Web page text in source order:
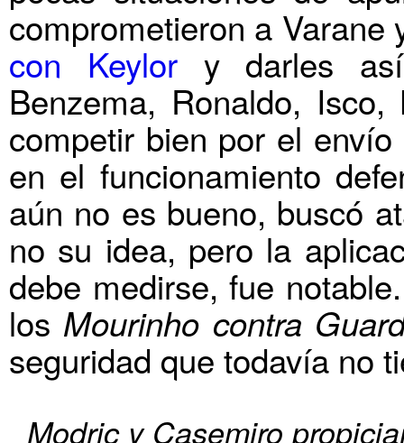
comprometieron a
con Keylory darles así
Benzema, Ronaldo,
competir bien por el
en el funcionamiento
aún no es bueno, buscó
no su idea, pero la
debe medirse, fue
los Mourinho contra
seguridad que todavía no
Modric y Casemiro